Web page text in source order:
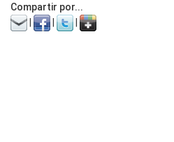
Compartir por...